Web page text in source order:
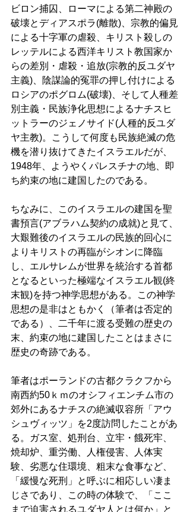
ビロン捕囚、ローマによる第二神殿の
破壊とディアスポラ(離散)、宗教的偏見
による十字軍の虐殺、キリスト殺しの
レッテルによる西洋キリスト教国家か
らの差別・虐殺・追放(宗教的反ユダヤ
主義)、陰謀論的冤罪の押し付けによる
ロシアのポグロム(破壊)、そして人種差
別主義・民族浄化思想によるナチスヒ
ットラーのジェノサイド(人種的反ユダ
ヤ主教)。こうして何度も民族絶滅の危
機を潜り抜けてきたイスラエルだが、
1948年、ようやくパレスチナの地、即
ち約束の地に建国したのである。
ちなみに、このイスラエルの建国を聖
書預言(アブラハム契約の成就)と見て、
大艱難後のイスラエルの民族的回心に
よりキリストの再臨がシオンに降臨
し、エルサレムが世界を統治する首都
となるといった極端なイスラエル観(終
末観)を持つ神学思想がある。この神学
思想の是非はともかく（筆者は否定的
である）、二千年に渡る受難の歴史の
末、約束の地に建国したことはまさに
歴史の奇跡である。
筆者はポーランドの古都クラクフから
南西約50ｋｍのオシフィエンチム市の
郊外にあるナチスの絶滅収容所「アウ
シュヴィッツ」を2度訪問したことがあ
る。ガス室、処刑台、立牢・餓死牢、
焼却炉、重労働、人権侵害、人体実
験、劣悪な住環境、粗末な食事など、
「緩慢な死刑」と呼ぶに相応しい凄ま
じさであり、この時の体験で、「ここ
まで迫害されるユダヤ人とは何か」と